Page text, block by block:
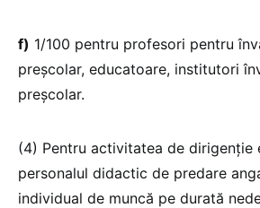
f) 1/100 pentru profesori pentru
preșcolar, educatoare, institutori
preșcolar.
(4) Pentru activitatea de dirigenție
personalul didactic de predare
individual de muncă pe durată